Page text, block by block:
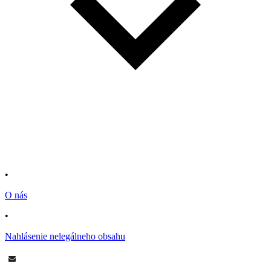
•
O nás
•
Nahlásenie nelegálneho obsahu